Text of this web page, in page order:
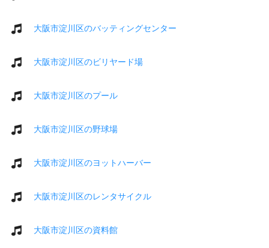
大阪市淀川区のバッティングセンター
大阪市淀川区のビリヤード場
大阪市淀川区のプール
大阪市淀川区の野球場
大阪市淀川区のヨットハーバー
大阪市淀川区のレンタサイクル
大阪市淀川区の資料館